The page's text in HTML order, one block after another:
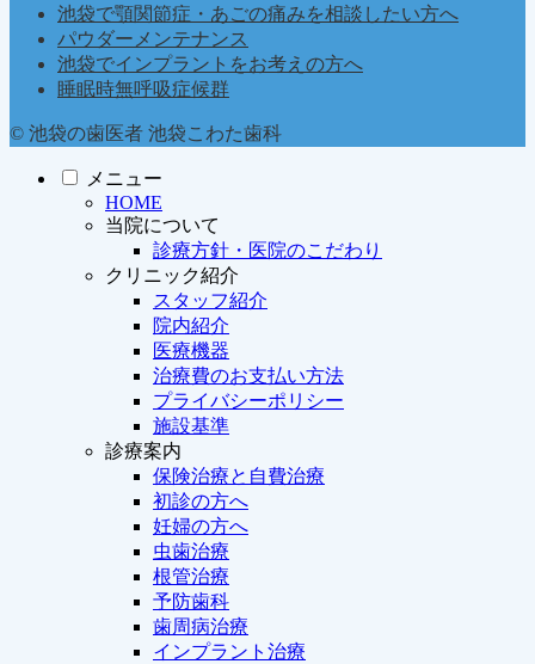
池袋で顎関節症・あごの痛みを相談したい方へ
パウダーメンテナンス
池袋でインプラントをお考えの方へ
睡眠時無呼吸症候群
© 池袋の歯医者 池袋こわた歯科
メニュー
HOME
当院について
診療方針・医院のこだわり
クリニック紹介
スタッフ紹介
院内紹介
医療機器
治療費のお支払い方法
プライバシーポリシー
施設基準
診療案内
保険治療と自費治療
初診の方へ
妊婦の方へ
虫歯治療
根管治療
予防歯科
歯周病治療
インプラント治療